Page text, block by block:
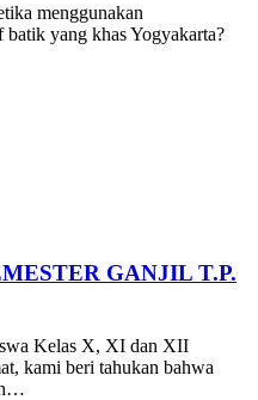
menggunakan
yang khas Yogyakarta?
GANJIL T.P.
Kelas X, XI dan XII
kami beri tahukan bahwa